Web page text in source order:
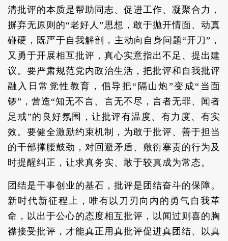
清批评的本质是帮助同志、促进工作、凝聚合力，
摒弃无原则的“老好人”思想，敢于抛开情面、动真
碰硬，既严于自我解剖，主动向自身问题“开刀”，
又勇于开展相互批评，真心实意指出不足、提出建
议。要严肃规范党内政治生活，把批评和自我批评
融入日常党性教育，倡导把“隔山炮”变成“当面
锣”，营造“知无不言、言无不尽，言者无罪、闻者
足戒”的良好氛围，让批评有温度、有力度、有实
效。要健全激励约束机制，为敢于批评、善于担当
的干部撑腰鼓劲，对回避矛盾、敷衍塞责的行为及
时提醒纠正，让求真务实、敢于较真成为常态。
团结是干事创业的基石，批评是团结奋斗的保障。
新时代新征程上，唯有以刀刃向内的勇气自我革
命，以出于公心的态度相互批评，以闻过则喜的胸
襟接受批评，才能真正用真批评促进真团结、以真